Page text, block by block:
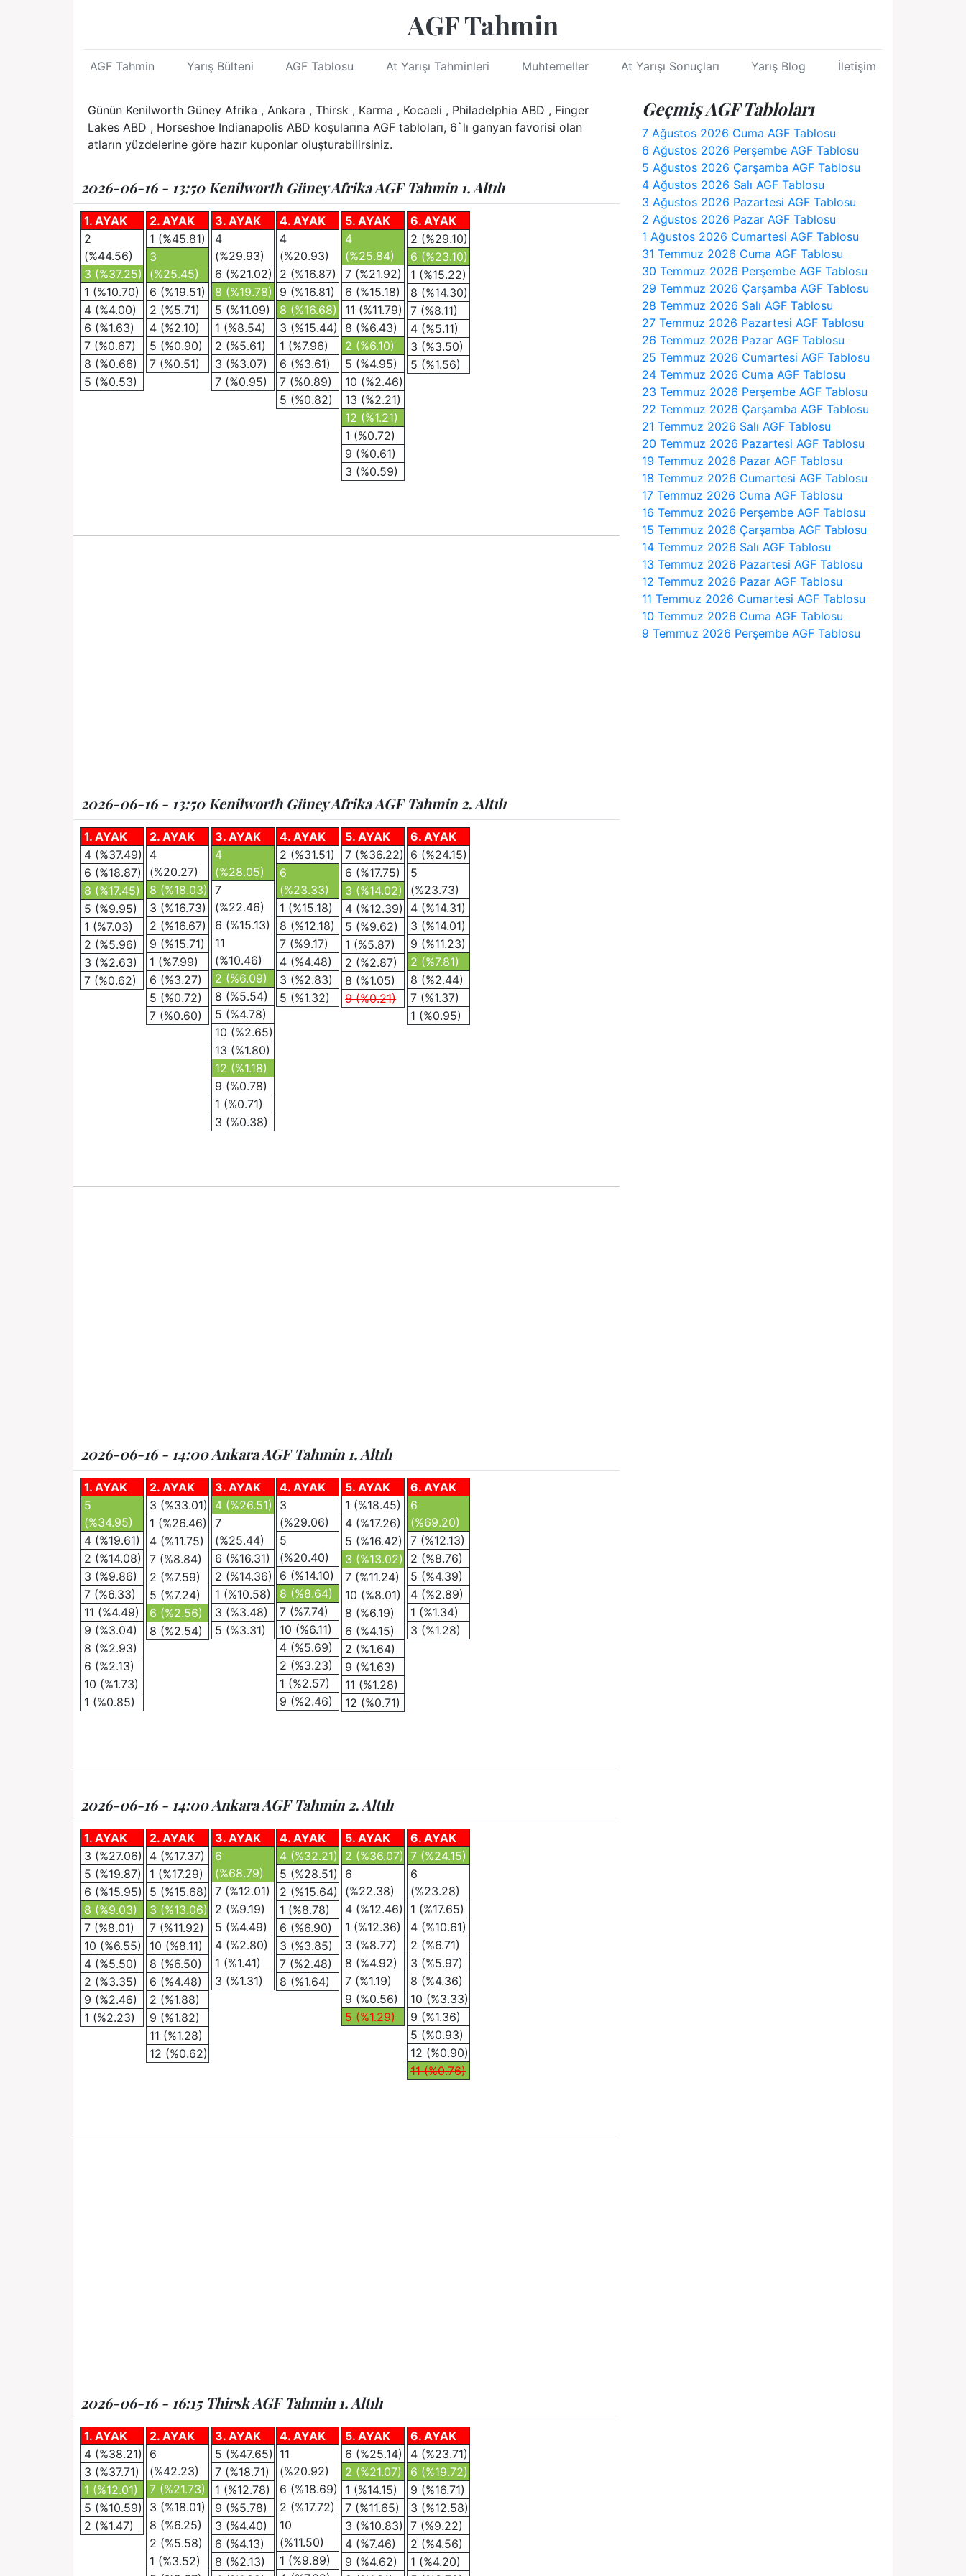
AGF Tahmin
AGF Tahmin Yarış Bülteni AGF Tablosu At Yarışı Tahminleri Muhtemeller At Yarışı Sonuçları Yarış Blog İletişim
Günün Kenilworth Güney Afrika , Ankara , Thirsk , Karma , Kocaeli , Philadelphia ABD , Finger
Lakes ABD , Horseshoe Indianapolis ABD koşularına AGF tabloları, 6`lı ganyan favorisi olan
atların yüzdelerine göre hazır kuponlar oluşturabilirsiniz.
2026-06-16 - 13:50 Kenilworth Güney Afrika AGF Tahmin 1. Altılı
1. AYAK
2
(%44.56)
3 (%37.25)
1 (%10.70)
4 (%4.00)
6 (%1.63)
7 (%0.67)
8 (%0.66)
5 (%0.53)
2. AYAK
1 (%45.81)
3
(%25.45)
6 (%19.51)
2 (%5.71)
4 (%2.10)
5 (%0.90)
7 (%0.51)
3. AYAK
4
(%29.93)
6 (%21.02)
8 (%19.78)
5 (%11.09)
1 (%8.54)
2 (%5.61)
3 (%3.07)
7 (%0.95)
4. AYAK
4
(%20.93)
2 (%16.87)
9 (%16.81)
8 (%16.68)
3 (%15.44)
1 (%7.96)
6 (%3.61)
7 (%0.89)
5 (%0.82)
5. AYAK
4
(%25.84)
7 (%21.92)
6 (%15.18)
11 (%11.79)
8 (%6.43)
2 (%6.10)
5 (%4.95)
10 (%2.46)
13 (%2.21)
12 (%1.21)
1 (%0.72)
9 (%0.61)
3 (%0.59)
6. AYAK
2 (%29.10)
6 (%23.10)
1 (%15.22)
8 (%14.30)
7 (%8.11)
4 (%5.11)
3 (%3.50)
5 (%1.56)
2026-06-16 - 13:50 Kenilworth Güney Afrika AGF Tahmin 2. Altılı
1. AYAK
4 (%37.49)
6 (%18.87)
8 (%17.45)
5 (%9.95)
1 (%7.03)
2 (%5.96)
3 (%2.63)
7 (%0.62)
2. AYAK
4
(%20.27)
8 (%18.03)
3 (%16.73)
2 (%16.67)
9 (%15.71)
1 (%7.99)
6 (%3.27)
5 (%0.72)
7 (%0.60)
3. AYAK
4
(%28.05)
7
(%22.46)
6 (%15.13)
11
(%10.46)
2 (%6.09)
8 (%5.54)
5 (%4.78)
10 (%2.65)
13 (%1.80)
12 (%1.18)
9 (%0.78)
1 (%0.71)
3 (%0.38)
4. AYAK
2 (%31.51)
6
(%23.33)
1 (%15.18)
8 (%12.18)
7 (%9.17)
4 (%4.48)
3 (%2.83)
5 (%1.32)
5. AYAK
7 (%36.22)
6 (%17.75)
3 (%14.02)
4 (%12.39)
5 (%9.62)
1 (%5.87)
2 (%2.87)
8 (%1.05)
9 (%0.21)
6. AYAK
6 (%24.15)
5
(%23.73)
4 (%14.31)
3 (%14.01)
9 (%11.23)
2 (%7.81)
8 (%2.44)
7 (%1.37)
1 (%0.95)
2026-06-16 - 14:00 Ankara AGF Tahmin 1. Altılı
1. AYAK
5
(%34.95)
4 (%19.61)
2 (%14.08)
3 (%9.86)
7 (%6.33)
11 (%4.49)
9 (%3.04)
8 (%2.93)
6 (%2.13)
10 (%1.73)
1 (%0.85)
2. AYAK
3 (%33.01)
1 (%26.46)
4 (%11.75)
7 (%8.84)
2 (%7.59)
5 (%7.24)
6 (%2.56)
8 (%2.54)
3. AYAK
4 (%26.51)
7
(%25.44)
6 (%16.31)
2 (%14.36)
1 (%10.58)
3 (%3.48)
5 (%3.31)
4. AYAK
3
(%29.06)
5
(%20.40)
6 (%14.10)
8 (%8.64)
7 (%7.74)
10 (%6.11)
4 (%5.69)
2 (%3.23)
1 (%2.57)
9 (%2.46)
5. AYAK
1 (%18.45)
4 (%17.26)
5 (%16.42)
3 (%13.02)
7 (%11.24)
10 (%8.01)
8 (%6.19)
6 (%4.15)
2 (%1.64)
9 (%1.63)
11 (%1.28)
12 (%0.71)
6. AYAK
6
(%69.20)
7 (%12.13)
2 (%8.76)
5 (%4.39)
4 (%2.89)
1 (%1.34)
3 (%1.28)
2026-06-16 - 14:00 Ankara AGF Tahmin 2. Altılı
1. AYAK
3 (%27.06)
5 (%19.87)
6 (%15.95)
8 (%9.03)
7 (%8.01)
10 (%6.55)
4 (%5.50)
2 (%3.35)
9 (%2.46)
1 (%2.23)
2. AYAK
4 (%17.37)
1 (%17.29)
5 (%15.68)
3 (%13.06)
7 (%11.92)
10 (%8.11)
8 (%6.50)
6 (%4.48)
2 (%1.88)
9 (%1.82)
11 (%1.28)
12 (%0.62)
3. AYAK
6
(%68.79)
7 (%12.01)
2 (%9.19)
5 (%4.49)
4 (%2.80)
1 (%1.41)
3 (%1.31)
4. AYAK
4 (%32.21)
5 (%28.51)
2 (%15.64)
1 (%8.78)
6 (%6.90)
3 (%3.85)
7 (%2.48)
8 (%1.64)
5. AYAK
2 (%36.07)
6
(%22.38)
4 (%12.46)
1 (%12.36)
3 (%8.77)
8 (%4.92)
7 (%1.19)
9 (%0.56)
5 (%1.29)
6. AYAK
7 (%24.15)
6
(%23.28)
1 (%17.65)
4 (%10.61)
2 (%6.71)
3 (%5.97)
8 (%4.36)
10 (%3.33)
9 (%1.36)
5 (%0.93)
12 (%0.90)
11 (%0.76)
2026-06-16 - 16:15 Thirsk AGF Tahmin 1. Altılı
1. AYAK
4 (%38.21)
3 (%37.71)
1 (%12.01)
5 (%10.59)
2 (%1.47)
2. AYAK
6
(%42.23)
7 (%21.73)
3 (%18.01)
8 (%6.25)
2 (%5.58)
1 (%3.52)
3. AYAK
5 (%47.65)
7 (%18.71)
1 (%12.78)
9 (%5.78)
3 (%4.40)
6 (%4.13)
8 (%2.13)
4. AYAK
11
(%20.92)
6 (%18.69)
2 (%17.72)
10
(%11.50)
1 (%9.89)
5. AYAK
6 (%25.14)
2 (%21.07)
1 (%14.15)
7 (%11.65)
3 (%10.83)
4 (%7.46)
9 (%4.62)
6. AYAK
4 (%23.71)
6 (%19.72)
9 (%16.71)
3 (%12.58)
7 (%9.22)
2 (%4.56)
1 (%4.20)
Geçmiş AGF Tabloları
7 Ağustos 2026 Cuma AGF Tablosu
6 Ağustos 2026 Perşembe AGF Tablosu
5 Ağustos 2026 Çarşamba AGF Tablosu
4 Ağustos 2026 Salı AGF Tablosu
3 Ağustos 2026 Pazartesi AGF Tablosu
2 Ağustos 2026 Pazar AGF Tablosu
1 Ağustos 2026 Cumartesi AGF Tablosu
31 Temmuz 2026 Cuma AGF Tablosu
30 Temmuz 2026 Perşembe AGF Tablosu
29 Temmuz 2026 Çarşamba AGF Tablosu
28 Temmuz 2026 Salı AGF Tablosu
27 Temmuz 2026 Pazartesi AGF Tablosu
26 Temmuz 2026 Pazar AGF Tablosu
25 Temmuz 2026 Cumartesi AGF Tablosu
24 Temmuz 2026 Cuma AGF Tablosu
23 Temmuz 2026 Perşembe AGF Tablosu
22 Temmuz 2026 Çarşamba AGF Tablosu
21 Temmuz 2026 Salı AGF Tablosu
20 Temmuz 2026 Pazartesi AGF Tablosu
19 Temmuz 2026 Pazar AGF Tablosu
18 Temmuz 2026 Cumartesi AGF Tablosu
17 Temmuz 2026 Cuma AGF Tablosu
16 Temmuz 2026 Perşembe AGF Tablosu
15 Temmuz 2026 Çarşamba AGF Tablosu
14 Temmuz 2026 Salı AGF Tablosu
13 Temmuz 2026 Pazartesi AGF Tablosu
12 Temmuz 2026 Pazar AGF Tablosu
11 Temmuz 2026 Cumartesi AGF Tablosu
10 Temmuz 2026 Cuma AGF Tablosu
9 Temmuz 2026 Perşembe AGF Tablosu